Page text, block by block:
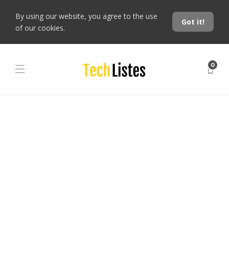
By using our website, you agree to the use
of our cookies.
Got it!
0